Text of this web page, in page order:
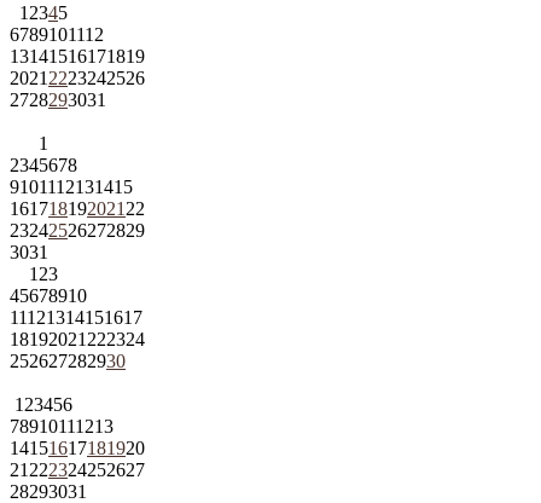
1 2345
6789101112
13141516171819
2021 2223242526
2728293031
1
2345678
9101112131415
161718192021 22
23242526272829
3031
1 23
45678910
11121314151617
18192021 222324
252627282930
1 23456
78910111213
14151617181920
21 222324252627
28293031